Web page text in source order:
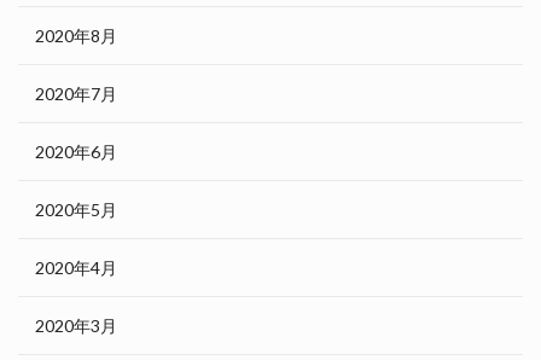
2020年8月
2020年7月
2020年6月
2020年5月
2020年4月
2020年3月